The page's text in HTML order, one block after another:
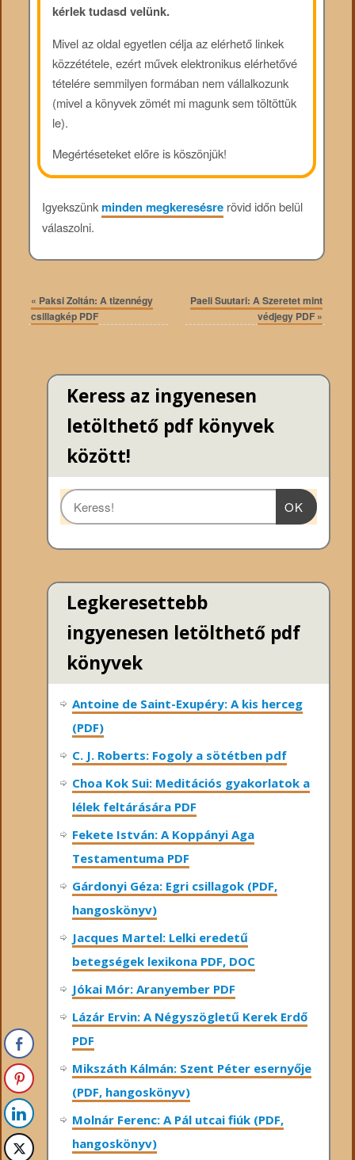
kérlek tudasd velünk.
Mivel az oldal egyetlen célja az elérhető linkek
közzététele, ezért művek elektronikus elérhetővé
tételére semmilyen formában nem vállalkozunk
(mivel a könyvek zömét mi magunk sem töltöttük
le).
Megértéseteket előre is köszönjük!
Igyekszünkminden megkeresésrerövid időn belül
válaszolni.
« Paksi Zoltán: A tizennégy
csillagkép PDF
Paeli Suutari: A Szeretet mint
védjegy PDF »
Keress az ingyenesen
letölthető pdf könyvek
között!
OK
Legkeresettebb
ingyenesen letölthető pdf
könyvek
Antoine de Saint-Exupéry: A kis herceg
(PDF)
C. J. Roberts: Fogoly a sötétben pdf
Choa Kok Sui: Meditációs gyakorlatok a
lélek feltárására PDF
Fekete István: A Koppányi Aga
Testamentuma PDF
Gárdonyi Géza: Egri csillagok (PDF,
hangoskönyv)
Jacques Martel: Lelki eredetű
betegségek lexikona PDF, DOC
Jókai Mór: Aranyember PDF
Lázár Ervin: A Négyszögletű Kerek Erdő
PDF
Mikszáth Kálmán: Szent Péter esernyője
(PDF, hangoskönyv)
Molnár Ferenc: A Pál utcai fiúk (PDF,
hangoskönyv)